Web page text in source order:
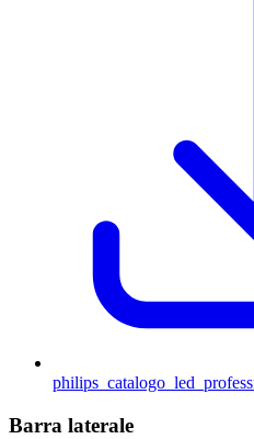
Barra laterale